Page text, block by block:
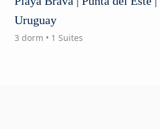
Uruguay
3 dorm • 1 Suites